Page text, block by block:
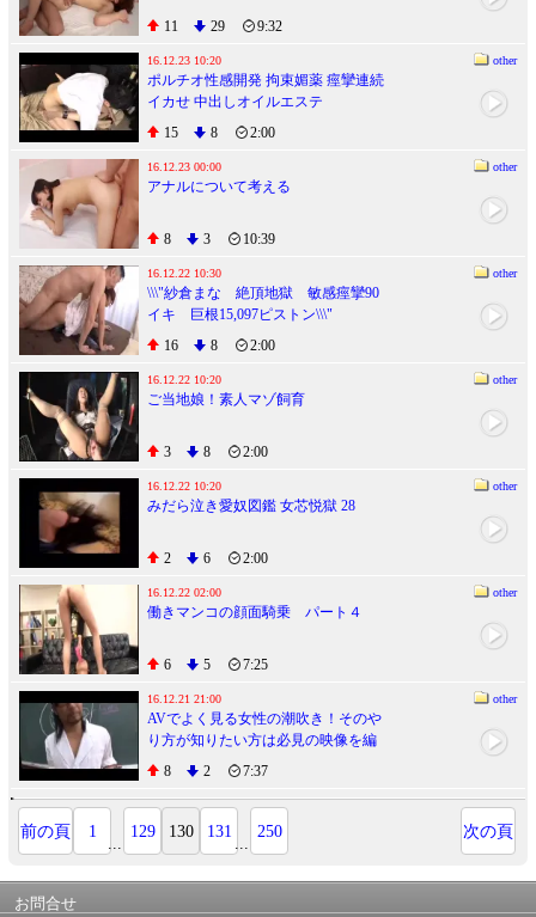
11 29 9:32
16.12.23 10:20 other
ポルチオ性感開発 拘束媚薬 痙攣連続
イカせ 中出しオイルエステ
15
8 2:00
16.12.23 00:00 other
アナルについて考える
8 3 10:39
16.12.22 10:30 other
\\\"紗倉まな 絶頂地獄 敏感痙攣90
イキ 巨根15,097ピストン\\\"
16
8 2:00
16.12.22 10:20 other
ご当地娘！素人マゾ飼育
3 8 2:00
16.12.22 10:20 other
みだら泣き愛奴図鑑 女芯悦獄 28
2 6 2:00
16.12.22 02:00 other
働きマンコの顔面騎乗 パート４
6 5 7:25
16.12.21 21:00 other
AVでよく見る女性の潮吹き！そのや
り方が知りたい方は必見の映像を編
集しました（１）
8 2 7:37
前の頁 1
...
129 130 131
...
250 次の頁
お問合せ